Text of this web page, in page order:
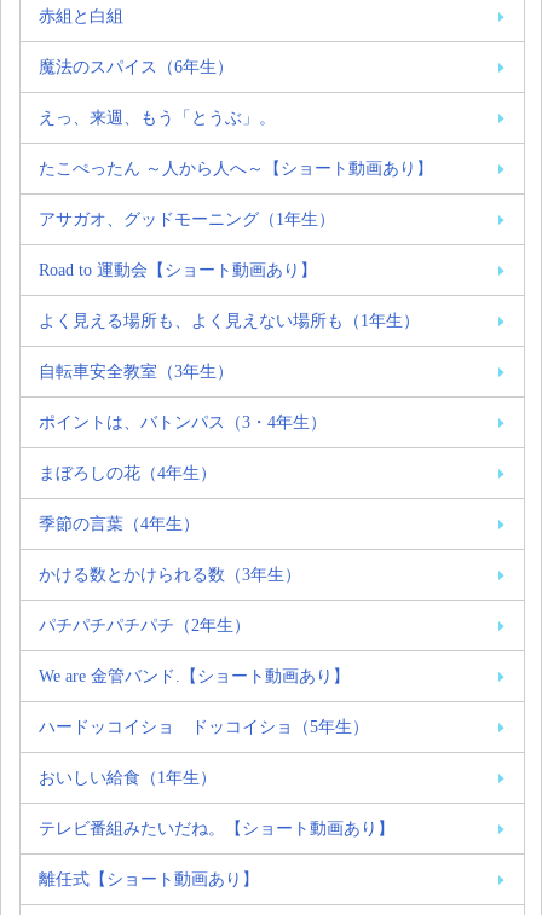
赤組と白組
魔法のスパイス（6年生）
えっ、来週、もう「とうぶ」。
たこぺったん ～人から人へ～【ショート動画あり】
アサガオ、グッドモーニング（1年生）
Road to 運動会【ショート動画あり】
よく見える場所も、よく見えない場所も（1年生）
自転車安全教室（3年生）
ポイントは、バトンパス（3・4年生）
まぼろしの花（4年生）
季節の言葉（4年生）
かける数とかけられる数（3年生）
パチパチパチパチ（2年生）
We are 金管バンド.【ショート動画あり】
ハードッコイショ ドッコイショ（5年生）
おいしい給食（1年生）
テレビ番組みたいだね。【ショート動画あり】
離任式【ショート動画あり】